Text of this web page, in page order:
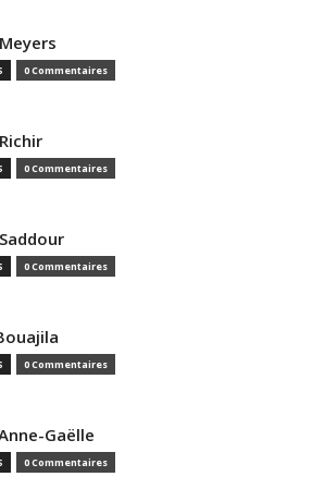
0 Commentaires
0 Commentaires
0 Commentaires
0 Commentaires
Gaëlle
0 Commentaires